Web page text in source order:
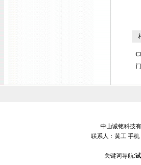
中山诚铭科技
联系人：黄工 手
关键词导航: